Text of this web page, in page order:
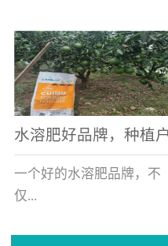
好的技术管理缺一不可，
相信广大白菜种植户们都
深有体会。今天就一起来
看看，什么样的水溶肥可
以让你的...
水溶肥好品牌，种植户
纷纷为“翠姆“点赞
一个好的水溶肥品牌，不
仅...